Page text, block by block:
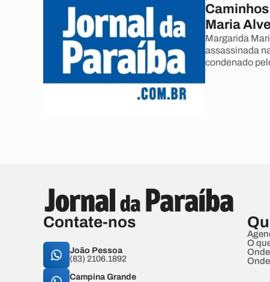
Maria
Margarida
assassinada
condenado
Contate-nos
João Pessoa
(83) 2106.1892
Campina Grande
O